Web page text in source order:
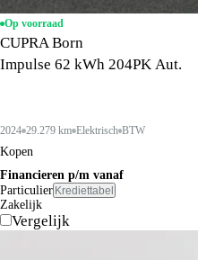
Op voorraad
CUPRA Born
Impulse 62 kWh 204PK Aut.
2024 29.279 km Elektrisch BTW
Kopen
Financieren p/m vanaf
Particulier Krediettabel
Zakelijk
Vergelijk